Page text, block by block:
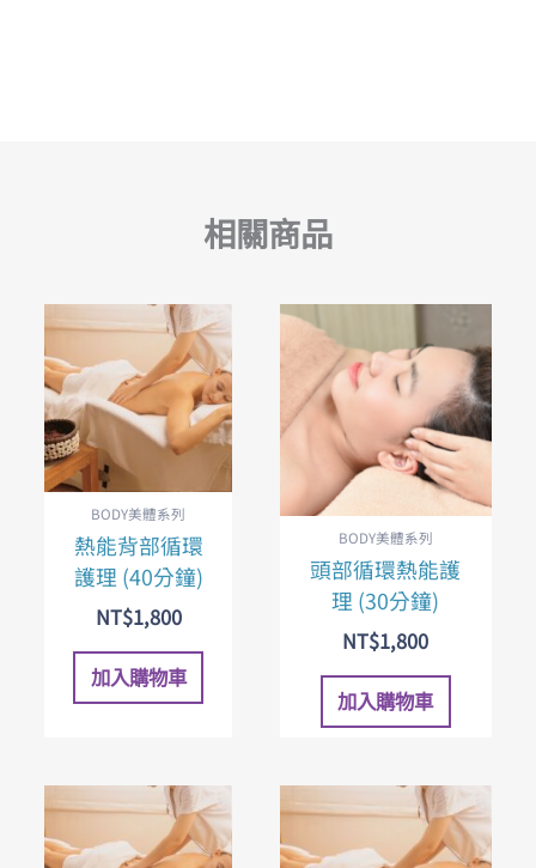
相關商品
BODY美體系列
熱能背部循環
護理 (40分鐘)
NT$1,800
加入購物車
BODY美體系列
頭部循環熱能護
理 (30分鐘)
NT$1,800
加入購物車